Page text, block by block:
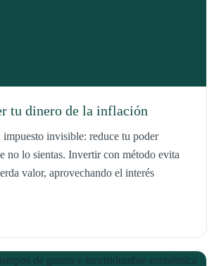
tu dinero de la inflación
invisible: reduce tu poder
no lo sientas. Invertir con método evita
valor, aprovechando el interés